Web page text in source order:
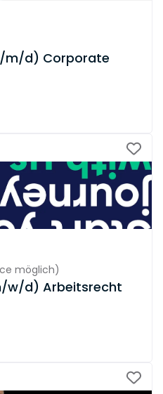
m/d) Corporate
möglich)
w/d) Arbeitsrecht